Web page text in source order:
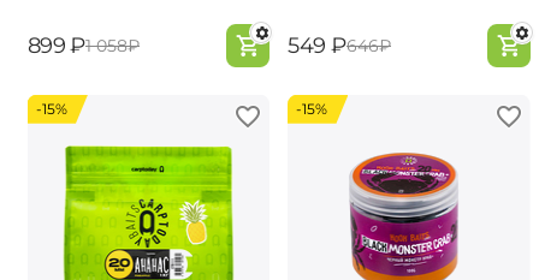
‍899‍ ₽‍1 058‍₽ ‍549‍ ₽‍646‍₽
-15% -15%